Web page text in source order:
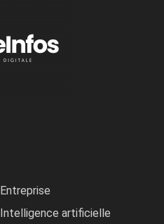
Nigeria,
Entreprise
Intelligence artificielle